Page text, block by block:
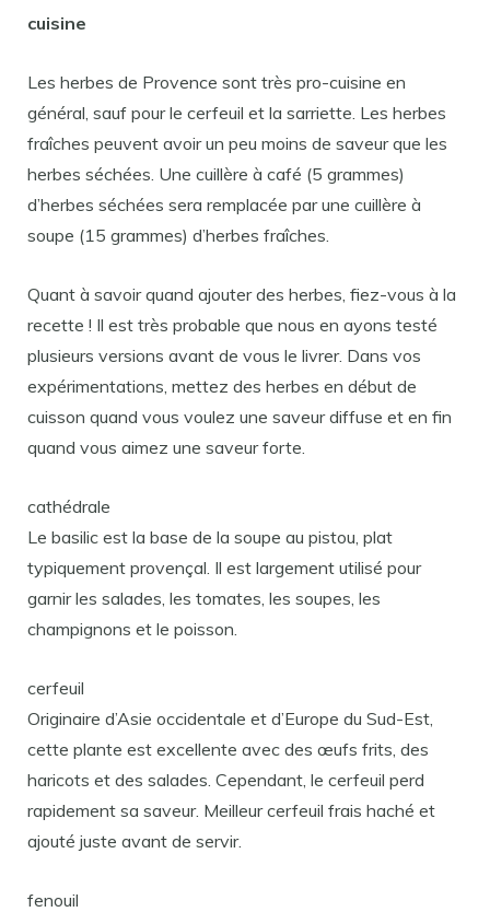
cuisine
Les herbes de Provence sont très pro-cuisine en
général, sauf pour le cerfeuil et la sarriette. Les herbes
fraîches peuvent avoir un peu moins de saveur que les
herbes séchées. Une cuillère à café (5 grammes)
d’herbes séchées sera remplacée par une cuillère à
soupe (15 grammes) d’herbes fraîches.
Quant à savoir quand ajouter des herbes, fiez-vous à la
recette ! Il est très probable que nous en ayons testé
plusieurs versions avant de vous le livrer. Dans vos
expérimentations, mettez des herbes en début de
cuisson quand vous voulez une saveur diffuse et en fin
quand vous aimez une saveur forte.
cathédrale
Le basilic est la base de la soupe au pistou, plat
typiquement provençal. Il est largement utilisé pour
garnir les salades, les tomates, les soupes, les
champignons et le poisson.
cerfeuil
Originaire d’Asie occidentale et d’Europe du Sud-Est,
cette plante est excellente avec des œufs frits, des
haricots et des salades. Cependant, le cerfeuil perd
rapidement sa saveur. Meilleur cerfeuil frais haché et
ajouté juste avant de servir.
fenouil